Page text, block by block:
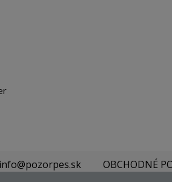
info@pozorpes.sk OBCHODNÉ